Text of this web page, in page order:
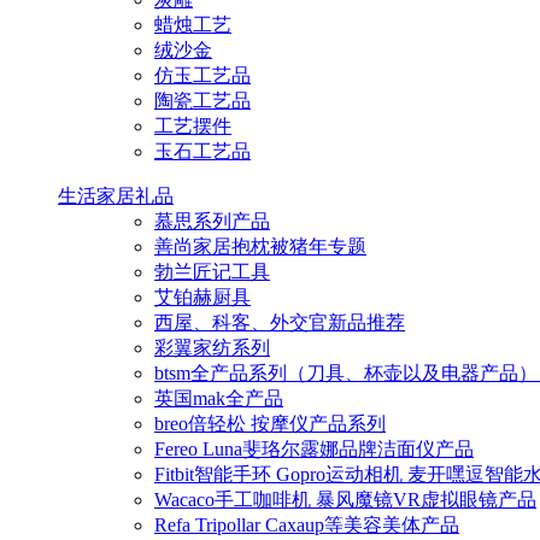
蜡烛工艺
绒沙金
仿玉工艺品
陶瓷工艺品
工艺摆件
玉石工艺品
生活家居礼品
慕思系列产品
善尚家居抱枕被猪年专题
勃兰匠记工具
艾铂赫厨具
西屋、科客、外交官新品推荐
彩翼家纺系列
btsm全产品系列（刀具、杯壶以及电器产品）
英国mak全产品
breo倍轻松 按摩仪产品系列
Fereo Luna斐珞尔露娜品牌洁面仪产品
Fitbit智能手环 Gopro运动相机 麦开嘿逗智能
Wacaco手工咖啡机 暴风魔镜VR虚拟眼镜产品
Refa Tripollar Caxaup等美容美体产品